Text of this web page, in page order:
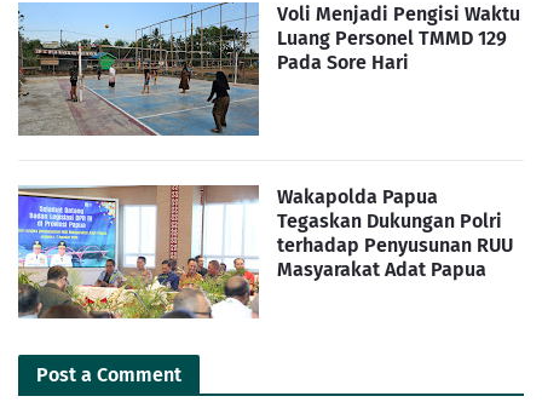
Voli Menjadi Pengisi Waktu
Luang Personel TMMD 129
Pada Sore Hari
Wakapolda Papua
Tegaskan Dukungan Polri
terhadap Penyusunan RUU
Masyarakat Adat Papua
Post a Comment